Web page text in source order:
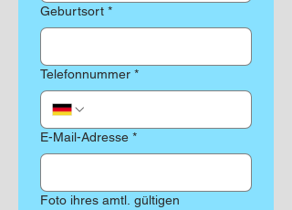
Geburtsort *
Telefonnummer *
E-Mail-Adresse *
Foto ihres amtl. gültigen